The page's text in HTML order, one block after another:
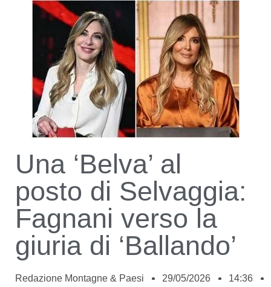
Una ‘Belva’ al
posto di Selvaggia:
Fagnani verso la
giuria di ‘Ballando’
Redazione Montagne & Paesi 29/05/2026
14:36